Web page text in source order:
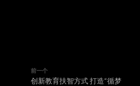
前一个
创新教育扶智方式 打造“循梦